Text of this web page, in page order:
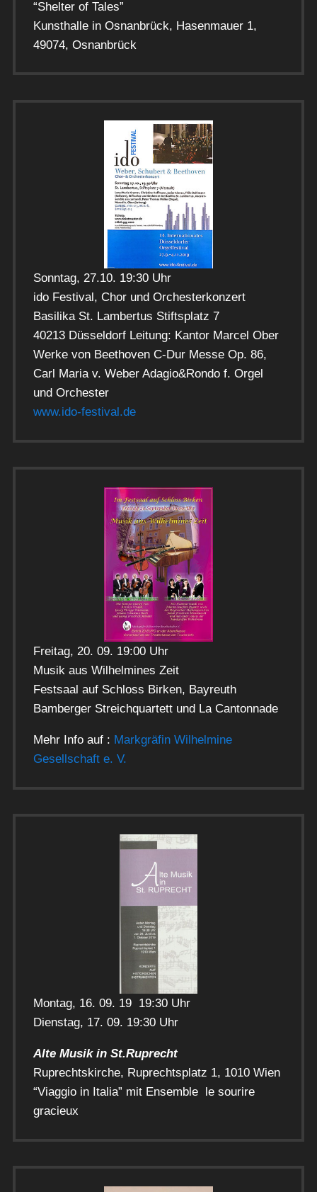
“Shelter of Tales”
Kunsthalle in Osnanbrück, Hasenmauer 1,
49074, Osnanbrück
Sonntag, 27.10. 19:30 Uhr
ido Festival, Chor und Orchesterkonzert
Basilika St. Lambertus Stiftsplatz 7
40213 Düsseldorf Leitung: Kantor Marcel Ober
Werke von Beethoven C-Dur Messe Op. 86,
Carl Maria v. Weber Adagio&Rondo f. Orgel
und Orchester
www.ido-festival.de
Freitag, 20. 09. 19:00 Uhr
Musik aus Wilhelmines Zeit
Festsaal auf Schloss Birken, Bayreuth
Bamberger Streichquartett und La Cantonnade
Mehr Info auf : Markgräfin Wilhelmine
Gesellschaft e. V.
Montag, 16. 09. 19 19:30 Uhr
Dienstag, 17. 09. 19:30 Uhr
Alte Musik in St.Ruprecht
Ruprechtskirche, Ruprechtsplatz 1, 1010 Wien
“Viaggio in Italia” mit Ensemble le sourire
gracieux